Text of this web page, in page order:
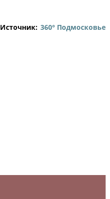
Источник: 360° Подмосковье